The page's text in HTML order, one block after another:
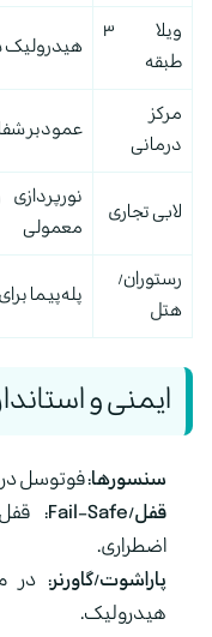
ویلا ۳
طبقه
مرکز
درمانی
عمودبر
لابی تجاری
معمولی
رستوران/
هتل
پله‌پیما
ایمنی و
سنسورها:فوتوسل
قفل/Fail-Safe:
اضطراری.
پاراشوت/گاورنر: در
هیدرولیک.